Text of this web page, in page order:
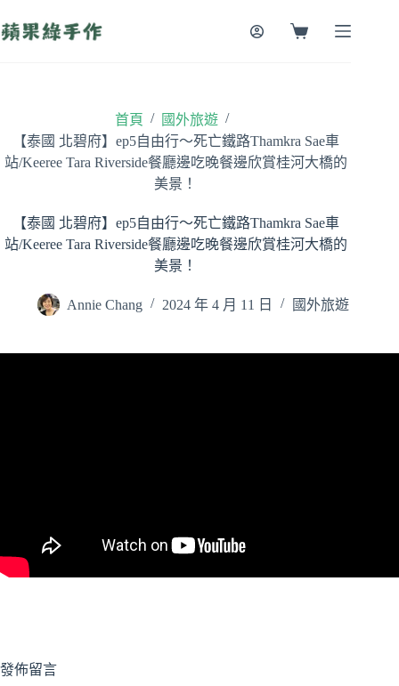
至
購
首頁 / 國外旅遊 /
【泰國 北碧府】ep5自由行～死亡鐵路Thamkra Sae車
站/Keeree Tara Riverside餐廳邊吃晚餐邊欣賞桂河大橋的
美景！
【泰國 北碧府】ep5自由行～死亡鐵路Thamkra Sae車
站/Keeree Tara Riverside餐廳邊吃晚餐邊欣賞桂河大橋的
美景！
Annie Chang 2024 年 4 月 11 日 國外旅遊
發佈留言